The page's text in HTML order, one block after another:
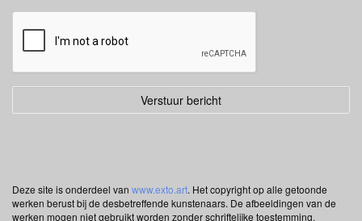
Deze site is onderdeel van www.exto.art. Het copyright op alle getoonde
werken berust bij de desbetreffende kunstenaars. De afbeeldingen van de
werken mogen niet gebruikt worden zonder schriftelijke toestemming.